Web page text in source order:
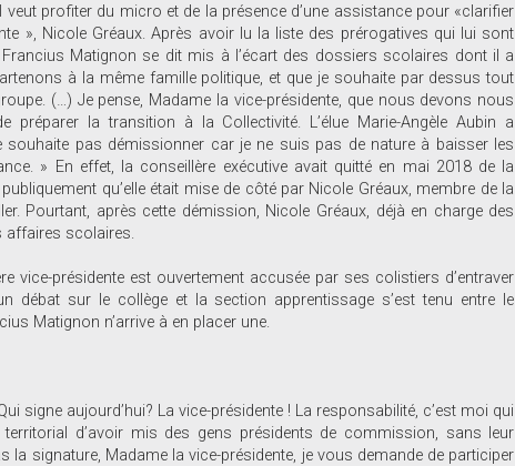
profiter du micro et de la présence d’une assistance pour «clarifier
», Nicole Gréaux. Après avoir lu la liste des prérogatives qui lui sont
Francius Matignon se dit mis à l’écart des dossiers scolaires dont il a
à la même famille politique, et que je souhaite par dessus tout
(…) Je pense, Madame la vice-présidente, que nous devons nous
la transition à la Collectivité. L’élue Marie-Angèle Aubin a
pas démissionner car je ne suis pas de nature à baisser les
» En effet, la conseillère exécutive avait quitté en mai 2018 de la
qu’elle était mise de côté par Nicole Gréaux, membre de la
Pourtant, après cette démission, Nicole Gréaux, déjà en charge des
affaires scolaires.
vice-présidente est ouvertement accusée par ses colistiers d’entraver
débat sur le collège et la section apprentissage s’est tenu entre le
Matignon n’arrive à en placer une.
signe aujourd’hui? La vice-présidente ! La responsabilité, c’est moi qui
territorial d’avoir mis des gens présidents de commission, sans leur
la signature, Madame la vice-présidente, je vous demande de participer